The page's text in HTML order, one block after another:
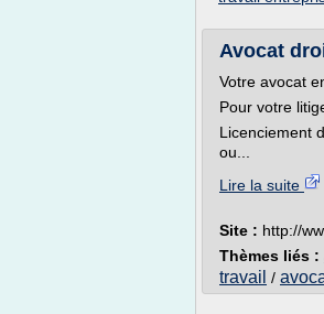
Avocat
Votre avocat
Pour votre
Licenciement
ou...
Lire la suite
Site : http://
Thèmes liés :
travail /